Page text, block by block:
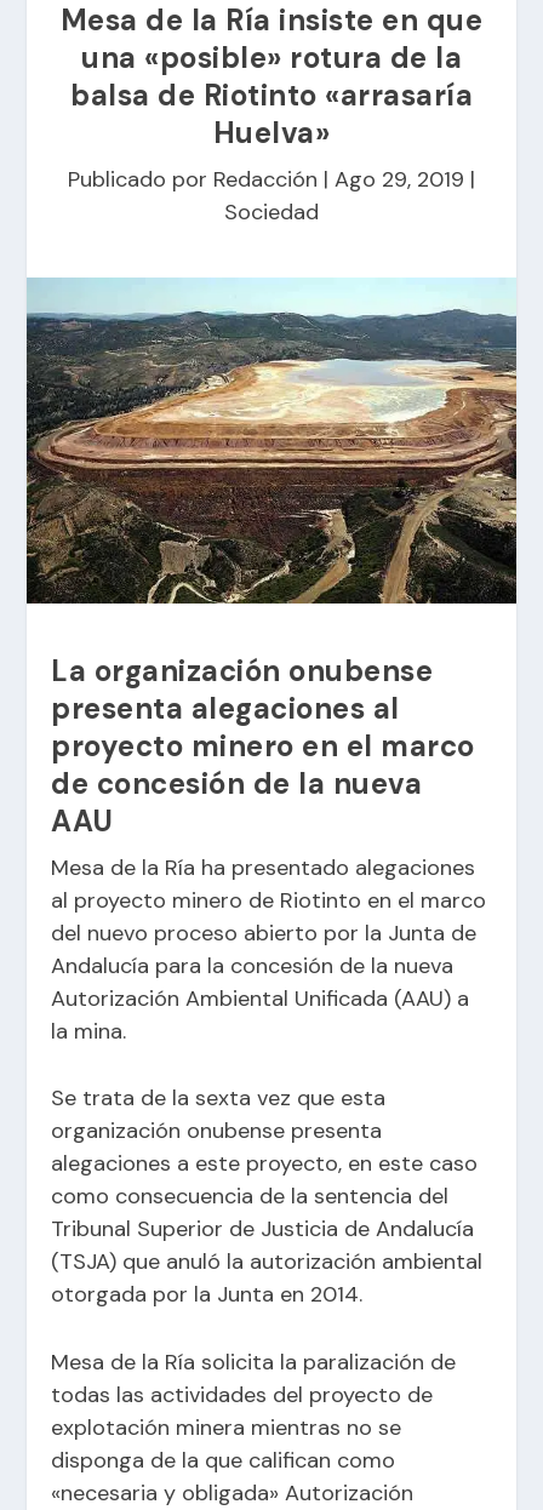
Mesa de la Ría insiste en que
una «posible» rotura de la
balsa de Riotinto «arrasaría
Huelva»
Publicado por Redacción | Ago 29, 2019 |
Sociedad
La organización onubense
presenta alegaciones al
proyecto minero en el marco
de concesión de la nueva
AAU
Mesa de la Ría ha presentado alegaciones
al proyecto minero de Riotinto en el marco
del nuevo proceso abierto por la Junta de
Andalucía para la concesión de la nueva
Autorización Ambiental Unificada (AAU) a
la mina.
Se trata de la sexta vez que esta
organización onubense presenta
alegaciones a este proyecto, en este caso
como consecuencia de la sentencia del
Tribunal Superior de Justicia de Andalucía
(TSJA) que anuló la autorización ambiental
otorgada por la Junta en 2014.
Mesa de la Ría solicita la paralización de
todas las actividades del proyecto de
explotación minera mientras no se
disponga de la que califican como
«necesaria y obligada» Autorización